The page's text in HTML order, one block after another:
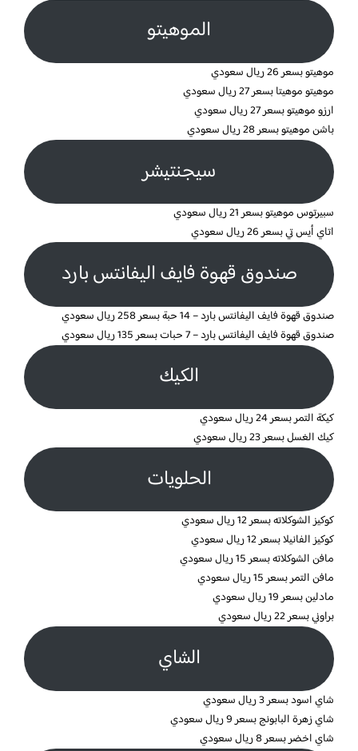
الموهيتو
موهيتو بسعر 26 ريال سعودي
موهيتو موهيتا بسعر 27 ريال سعودي
ارزو موهيتو بسعر 27 ريال سعودي
باشن موهيتو بسعر 28 ريال سعودي
سيجنتيشر
سبيرتوس موهيتو بسعر 21 ريال سعودي
اتاي أيس تي بسعر 26 ريال سعودي
صندوق قهوة فايف اليفانتس بارد
صندوق قهوة فايف اليفانتس بارد – 14 حبة بسعر 258 ريال سعودي
صندوق قهوة فايف اليفانتس بارد – 7 حبات بسعر 135 ريال سعودي
الكيك
كيكة التمر بسعر 24 ريال سعودي
كيك الغسل بسعر 23 ريال سعودي
الحلويات
كوكيز الشوكلاته بسعر 12 ريال سعودي
كوكيز الفانيلا بسعر 12 ريال سعودي
مافن الشوكلاته بسعر 15 ريال سعودي
مافن التمر بسعر 15 ريال سعودي
مادلين بسعر 19 ريال سعودي
براوني بسعر 22 ريال سعودي
الشاي
شاي اسود بسعر 3 ريال سعودي
شاي زهرة البابونج بسعر 9 ريال سعودي
شاي اخضر بسعر 8 ريال سعودي